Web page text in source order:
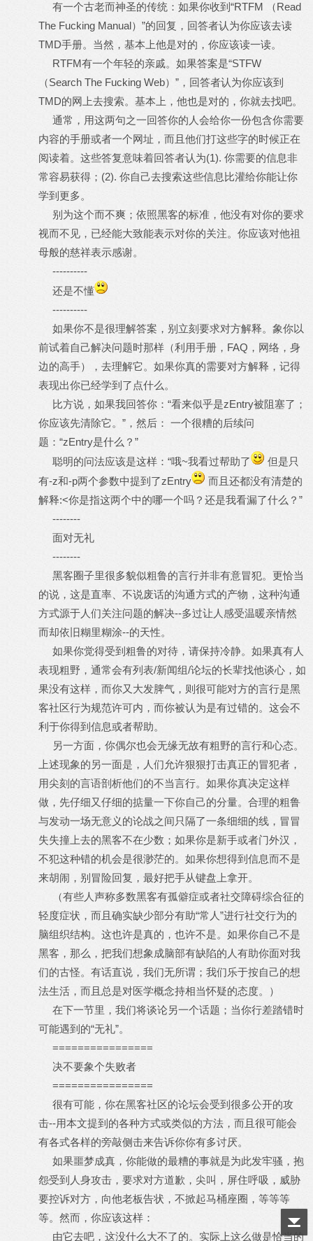
有一个古老而神圣的传统：如果你收到“RTFM （Read
The Fucking Manual）”的回复，回答者认为你应该去读
TMD手册。当然，基本上他是对的，你应该读一读。
RTFM有一个年轻的亲戚。如果答案是“STFW
（Search The Fucking Web）”，回答者认为你应该到
TMD的网上去搜索。基本上，他也是对的，你就去找吧。
通常，用这两句之一回答你的人会给你一份包含你需要
内容的手册或者一个网址，而且他们打这些字的时候正在
阅读着。这些答复意味着回答者认为(1). 你需要的信息非
常容易获得；(2). 你自己去搜索这些信息比灌给你能让你
学到更多。
别为这个而不爽；依照黑客的标准，他没有对你的要求
视而不见，已经能大致能表示对你的关注。你应该对他祖
母般的慈祥表示感谢。
----------
还是不懂
----------
如果你不是很理解答案，别立刻要求对方解释。象你以
前试着自己解决问题时那样（利用手册，FAQ，网络，身
边的高手），去理解它。如果你真的需要对方解释，记得
表现出你已经学到了点什么。
比方说，如果我回答你：“看来似乎是zEntry被阻塞了；
你应该先清除它。”，然后： 一个很糟的后续问
题：“zEntry是什么？”
聪明的问法应该是这样：“哦~我看过帮助了
但是只
有-z和-p两个参数中提到了zEntry
而且还都没有清楚的
解释:<你是指这两个中的哪一个吗？还是我看漏了什么？”
--------
面对无礼
--------
黑客圈子里很多貌似粗鲁的言行并非有意冒犯。更恰当
的说，这是直率、不说废话的沟通方式的产物，这种沟通
方式源于人们关注问题的解决--多过让人感受温暖亲情然
而却依旧糊里糊涂--的天性。
如果你觉得受到粗鲁的对待，请保持冷静。如果真有人
表现粗野，通常会有列表/新闻组/论坛的长辈找他谈心，如
果没有这样，而你又大发脾气，则很可能对方的言行是黑
客社区行为规范许可内，而你被认为是有过错的。这会不
利于你得到信息或者帮助。
另一方面，你偶尔也会无缘无故有粗野的言行和心态。
上述现象的另一面是，人们允许狠狠打击真正的冒犯者，
用尖刻的言语剖析他们的不当言行。如果你真决定这样
做，先仔细又仔细的掂量一下你自己的分量。合理的粗鲁
与发动一场无意义的论战之间只隔了一条细细的线，冒冒
失失撞上去的黑客不在少数；如果你是新手或者门外汉，
不犯这种错的机会是很渺茫的。如果你想得到信息而不是
来胡闹，别冒险回复，最好把手从键盘上拿开。
（有些人声称多数黑客有孤僻症或者社交障碍综合征的
轻度症状，而且确实缺少部分有助“常人”进行社交行为的
脑组织结构。这也许是真的，也许不是。如果你自己不是
黑客，那么，把我们想象成脑部有缺陷的人有助你面对我
们的古怪。有话直说，我们无所谓；我们乐于按自己的想
法生活，而且总是对医学概念持相当怀疑的态度。）
在下一节里，我们将谈论另一个话题；当你行差踏错时
可能遇到的“无礼”。
================
决不要象个失败者
================
很有可能，你在黑客社区的论坛会受到很多公开的攻
击--用本文提到的各种方式或类似的方法，而且很可能会
有各式各样的旁敲侧击来告诉你你有多讨厌。
如果噩梦成真，你能做的最糟的事就是为此发牢骚，抱
怨受到人身攻击，要求对方道歉，尖叫，屏住呼吸，威胁
要控诉对方，向他老板告状，不掀起马桶座圈，等等等
等。然而，你应该这样：
由它去吧，这没什么大不了的。实际上这么做是恰当的